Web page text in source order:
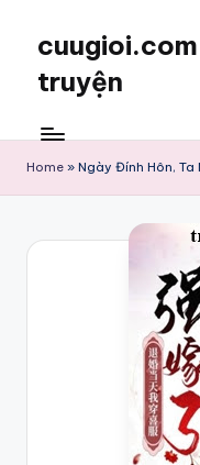
truyện
Home » Ngày Đính Hôn, Ta